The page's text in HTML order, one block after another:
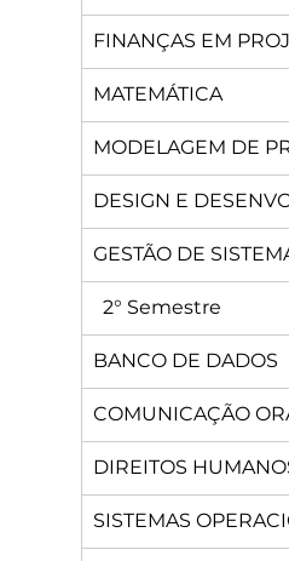
FINANÇAS EM
MATEMÁTICA
MODELAGEM DE
DESIGN E
GESTÃO DE
2° Semestre
BANCO DE DADOS
COMUNICAÇÃO
DIREITOS
SISTEMAS